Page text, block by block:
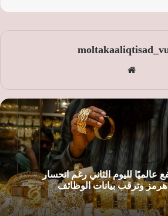
الوي
عالميًا لليوم الثاني رغم انحسار
وترقب بيانات الوظائف